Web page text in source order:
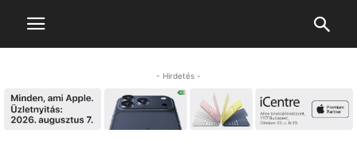
- Hirdetés -